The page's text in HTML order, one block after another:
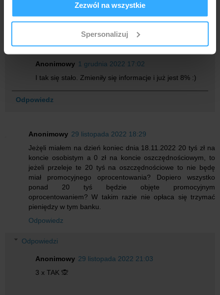
korzystasz z bloga, udostępniam moim partnerom
społecznościowym, reklamowym i analitycznym.
Partnerzy mogą połączyć te informacje z innymi danymi
korzystania z ich usług.
Zezwól na wszystkie
Spersonalizuj
zorientowanych w temacie tutaj dużo. Zatem czekam
spokojnie już do jutra.
Anonimowy 1 grudnia 2022 17:02
I tak się stało. Zmieniły się informacje i już jest 8% :)
Odpowiedz
Anonimowy 29 listopada 2022 18:29
Jeżęli miałem na dzień koniec dnia 18.11.2022 20 tyś zł na
koncie osobistym a 0 zł na koncie oszczędnościowym, to
jeżeli przeleje te 20 tyś na oszczędnościowe to nie będę
miał promocyjnego oprocentowania? Dopiero wszystko
ponad 20 tyś będzie objęte promocyjnym
oprocentowaniem? W takim razie nie opłaca się trzymać
pieniędzy w tym banku.
Odpowiedz
Odpowiedzi
Anonimowy 29 listopada 2022 21:03
3 x TAK 🙊